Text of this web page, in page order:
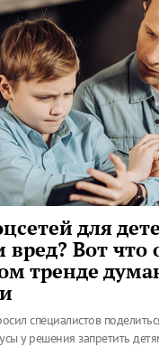
для
вред? Вот что
тренде
специалистов
у решения запретить